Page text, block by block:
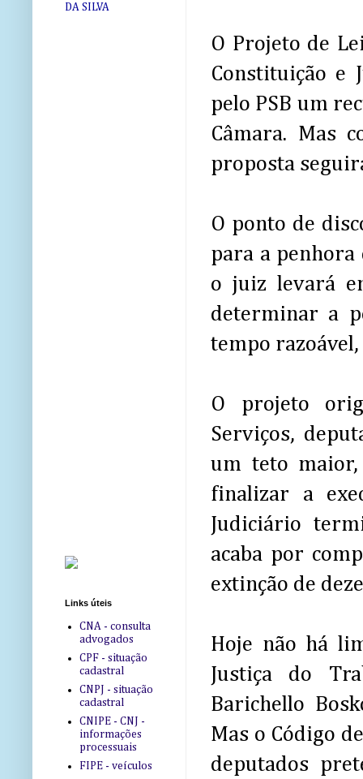
O Projeto de
Constituição e
pelo PSB um
Câmara. Mas
proposta
O ponto de
para a penhora
o juiz levará
determinar a
tempo
O projeto
Serviços,
um teto
finalizar a
Judiciário
acaba por
extinção de
Hoje não há
Justiça do
Barichello
Mas o Código
deputados
DA SILVA
Links úteis
CNA - consulta
advogados
CPF - situação
cadastral
CNPJ - situação
cadastral
CNIPE - CNJ -
informações
processuais
FIPE - veículos